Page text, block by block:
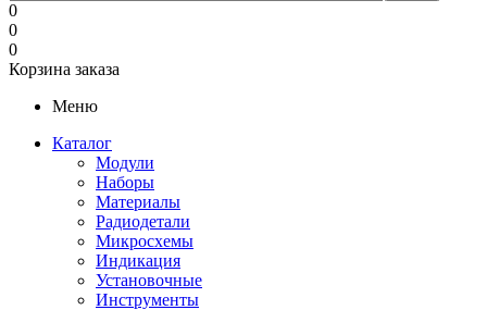
0
0
0
Корзина заказа
Меню
Каталог
Модули
Наборы
Материалы
Радиодетали
Микросхемы
Индикация
Установочные
Инструменты